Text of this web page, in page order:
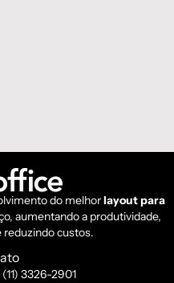
do melhorlayout para
aumentando a produtividade,
reduzindo custos.
3326-2901